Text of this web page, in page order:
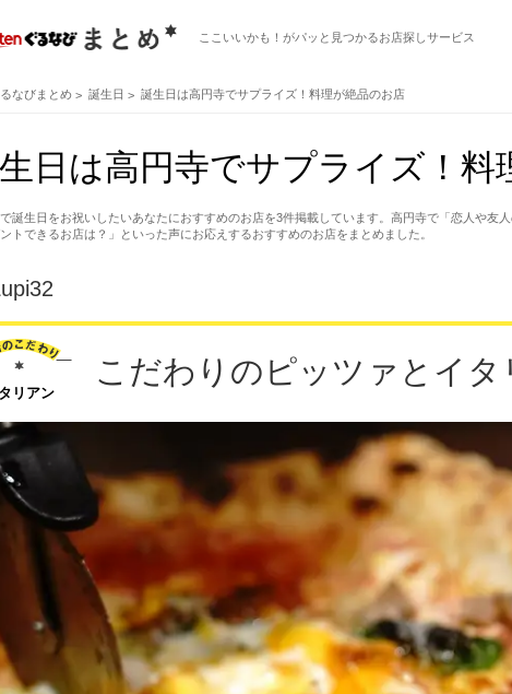
ここいいかも！がパッと見つかるお店探しサービス
なびまとめ 誕生日 誕生日は高円寺でサプライズ！料理が絶品のお店
日は高円寺でサプライズ！料
誕生日をお祝いしたいあなたにおすすめのお店を3件掲載しています。高円寺で「恋人や
トできるお店は？」といった声にお応えするおすすめのお店をまとめました。
リアン
こだわりのピッツァとイタ